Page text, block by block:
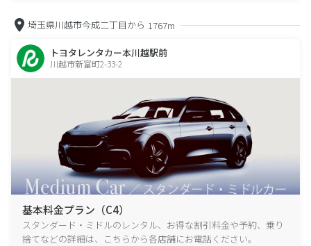
埼玉県川越市今成二丁目から 1767m
トヨタレンタカー本川越駅前
川越市新富町2-33-2
基本料金プラン（C4）
スタンダード・ミドルのレンタル、お得な割引料金や予約、乗り
捨てなどの詳細は、こちらから各店舗にお電話ください。